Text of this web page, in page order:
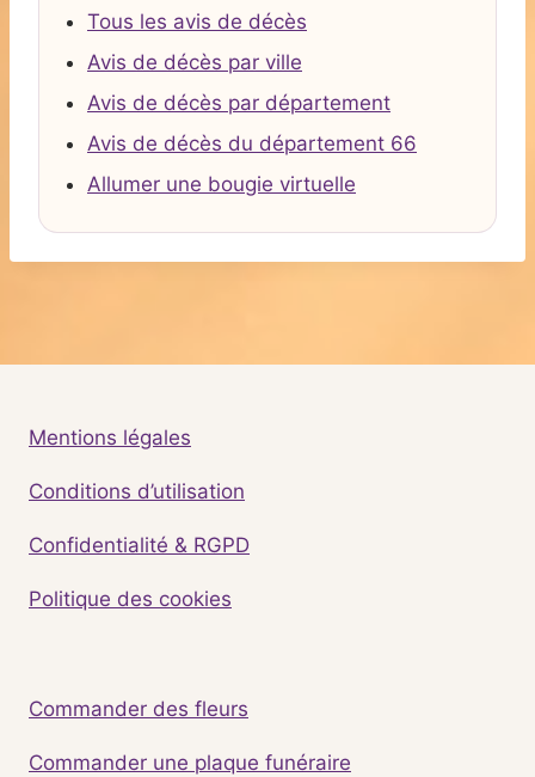
Tous les avis de décès
Avis de décès par ville
Avis de décès par département
Avis de décès du département 66
Allumer une bougie virtuelle
Mentions légales
Conditions d’utilisation
Confidentialité & RGPD
Politique des cookies
Commander des fleurs
Commander une plaque funéraire